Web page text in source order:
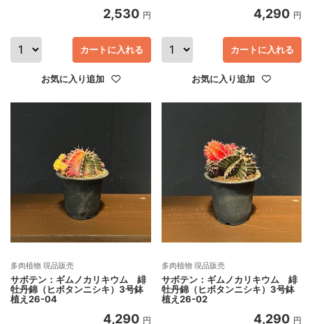
2,530 円
カートに入れる
お気に入り追加
4,290 円
カートに入れる
お気に入り追加
多肉植物 現品販売
サボテン：ギムノカリキウム 緋
牡丹錦（ヒボタンニシキ）3号鉢
植え26-04
4,290 円
多肉植物 現品販売
サボテン：ギムノカリキウム 緋
牡丹錦（ヒボタンニシキ）3号鉢
植え26-02
4,290 円